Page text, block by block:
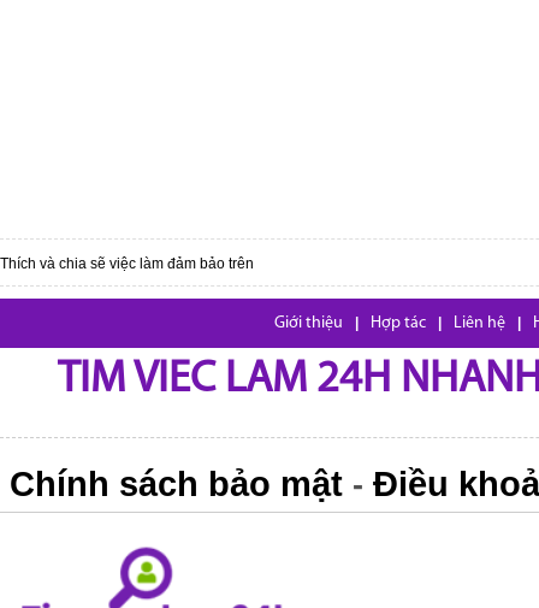
Thích và chia sẽ việc làm đảm bảo trên
Giới thiệu Hợp tác Liên hệ
TIM VIEC LAM 24H
Chính sách bảo mật - Điều